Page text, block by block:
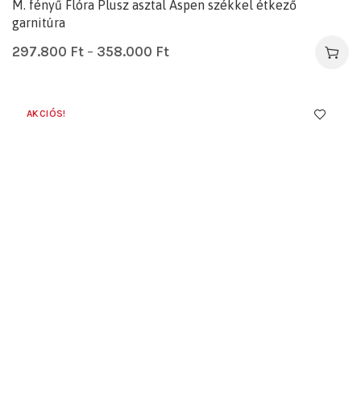
M. fényű Flóra Plusz asztal Aspen székkel étkező
garnitúra
297.800 Ft – 358.000 Ft
AKCIÓS!